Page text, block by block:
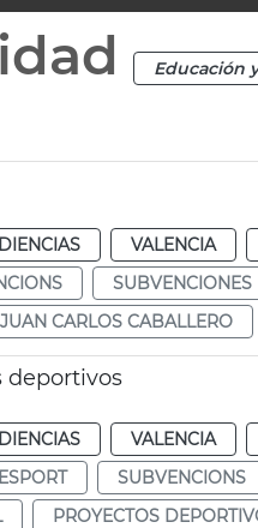
Educación
VALENCIA
SUBVENCIONES
JUAN CARLOS CABALLERO
deportivos
VALENCIA
ESPORT
SUBVENCIONS
PROYECTOS